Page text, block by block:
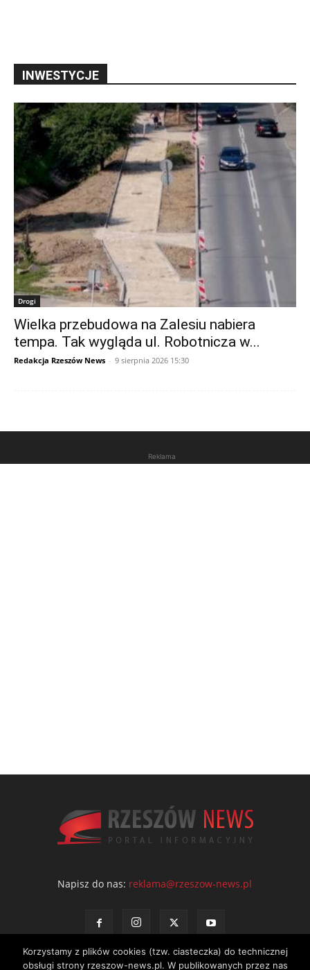
INWESTYCJE
Drogi
Wielka przebudowa na Zalesiu nabiera
tempa. Tak wygląda ul. Robotnicza w...
Redakcja Rzeszów News - 9 sierpnia 2026 15:30
Reklama
Napisz do nas: reklama@rzeszow-news.pl
Korzystamy z plików cookies (tzw. ciasteczka) do technicznej
obsługi strony rzeszow-news.pl. W publikowanych przez nas